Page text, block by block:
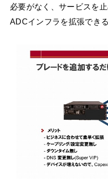
必要がなく、サービスを
ADCインフラを拡張できる